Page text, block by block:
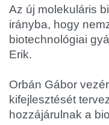
Az új molekuláris
irányba, hogy
biotechnológiai
Erik.
Orbán Gábor
kifejlesztését
hozzájárulnak a